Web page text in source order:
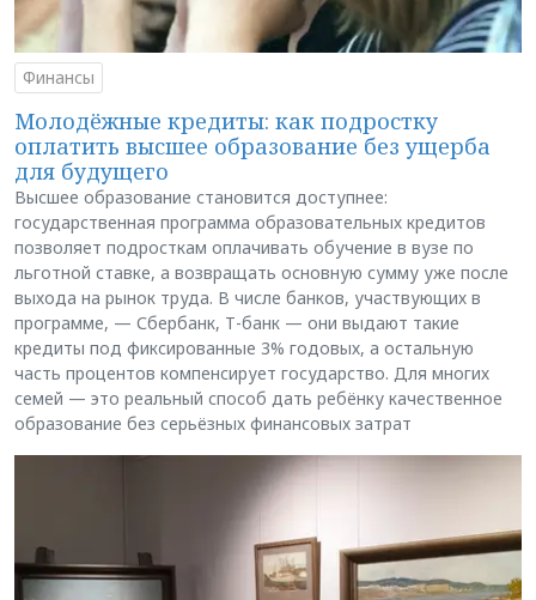
Финансы
Молодёжные кредиты: как подростку
оплатить высшее образование без ущерба
для будущего
Высшее образование становится доступнее:
государственная программа образовательных кредитов
позволяет подросткам оплачивать обучение в вузе по
льготной ставке, а возвращать основную сумму уже после
выхода на рынок труда. В числе банков, участвующих в
программе, — Сбербанк, Т-банк — они выдают такие
кредиты под фиксированные 3% годовых, а остальную
часть процентов компенсирует государство. Для многих
семей — это реальный способ дать ребёнку качественное
образование без серьёзных финансовых затрат